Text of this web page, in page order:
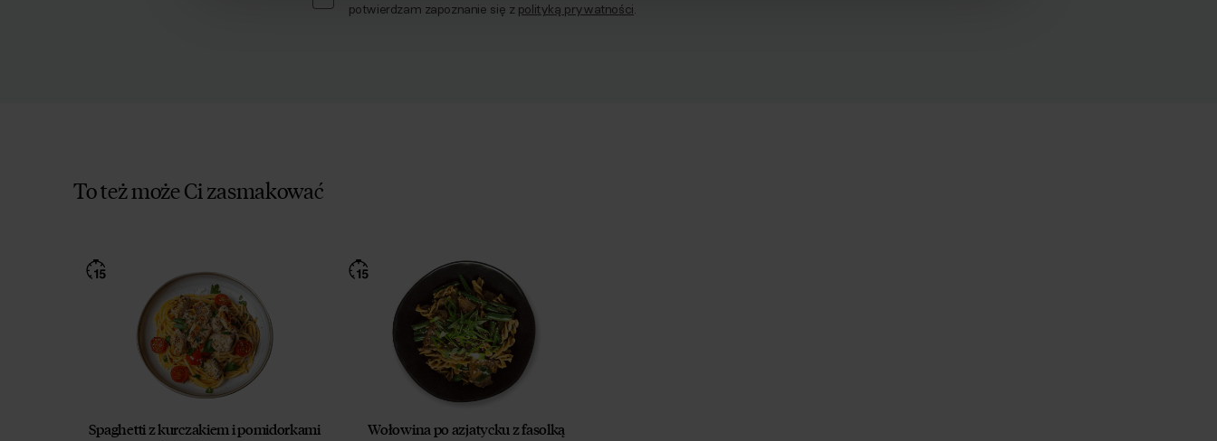
potwierdzam zapoznanie się z polityką prywatności.
To też może Ci zasmakować
Spaghetti z kurczakiem i pomidorkami
Wołowina po azjatycku z fasolką